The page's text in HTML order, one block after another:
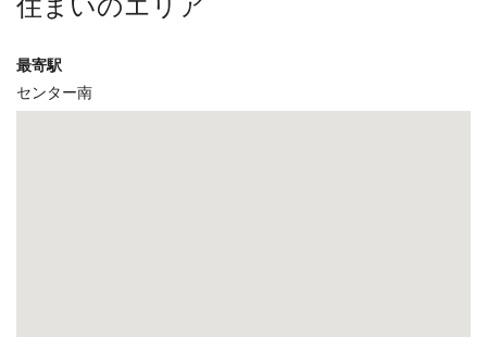
最寄駅
センター南